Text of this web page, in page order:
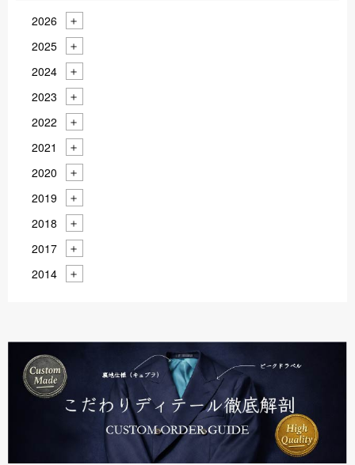
2026
2025
2024
2023
2022
2021
2020
2019
2018
2017
2014